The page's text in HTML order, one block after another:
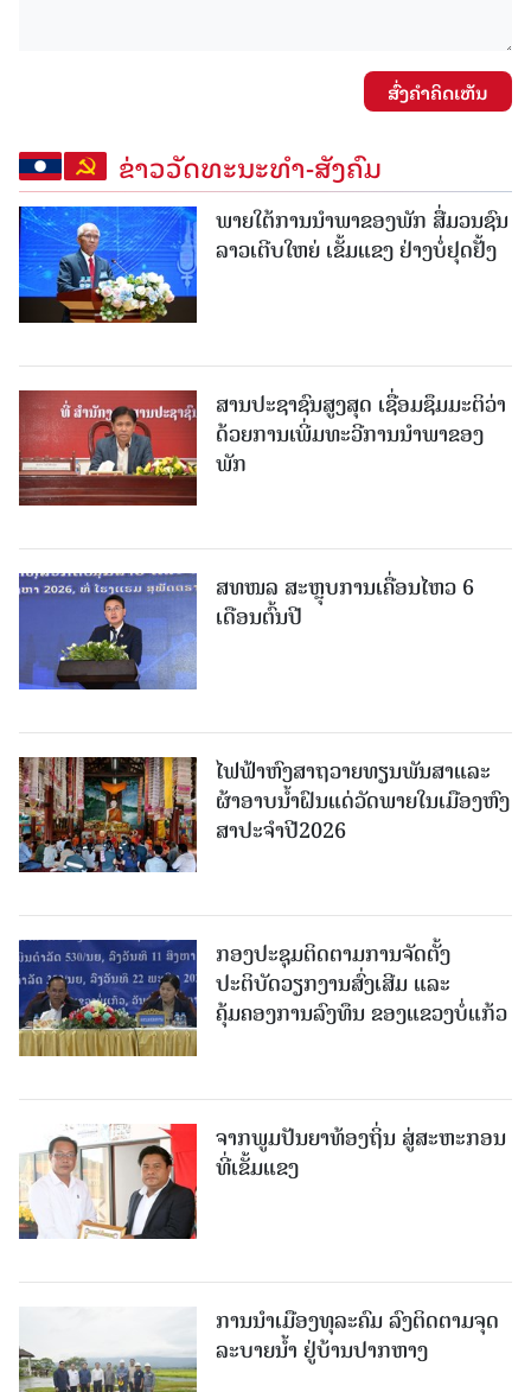
ສົ່ງຄໍາຄິດເຫັນ
ຂ່າວວັດທະນະທຳ-ສັງຄົມ
ພາຍໃຕ້ການນໍາພາຂອງພັກ ສື່ມວນຊົນ
ລາວເຕີບໃຫຍ່ ເຂັ້ມແຂງ ຢ່າງບໍ່ຢຸດຢັ້ງ
ສານປະຊາຊົນສູງສຸດ ເຊື່ອມຊຶມມະຕິວ່າ
ດ້ວຍການເພີ່ມທະວີການນຳພາຂອງ
ພັກ
ສທໜລ ສະຫຼຸບການເຄື່ອນໄຫວ 6
ເດືອນຕົ້ນປີ
ໄຟຟ້າຫົງສາຖວາຍທຽນພັນສາແລະ
ຜ້າອາບນໍ້າຝົນແດ່ວັດພາຍໃນເມືອງຫົງ
ສາປະຈໍາປີ2026
ກອງປະຊຸມຕິດຕາມການຈັດຕັ້ງ
ປະຕິບັດວຽກງານສົ່ງເສີມ ແລະ
ຄຸ້ມຄອງການລົງທຶນ ຂອງແຂວງບໍ່ແກ້ວ
ຈາກພູມປັນຍາທ້ອງຖິ່ນ ສູ່ສະຫະກອນ
ທີ່ເຂັ້ມແຂງ
ການນໍາເມືອງທຸລະຄົມ ລົງຕິດຕາມຈຸດ
ລະບາຍນໍ້າ ຢູ່ບ້ານປາກຫາງ